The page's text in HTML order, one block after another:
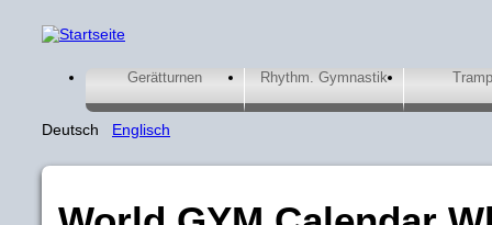
Gerätturnen Rhythm. Gymnastik
Deutsch Englisch